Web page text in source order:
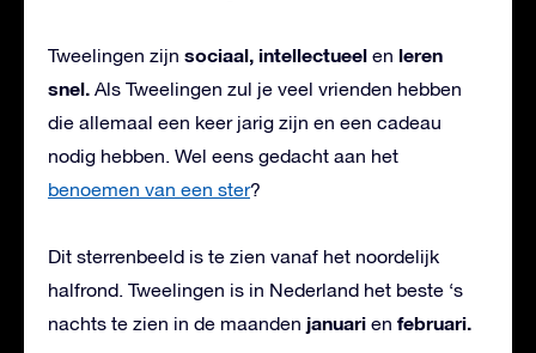
Tweelingen zijn sociaal, intellectueel en leren
snel. Als Tweelingen zul je veel vrienden hebben
die allemaal een keer jarig zijn en een cadeau
nodig hebben. Wel eens gedacht aan het
benoemen van een ster?
Dit sterrenbeeld is te zien vanaf het noordelijk
halfrond. Tweelingen is in Nederland het beste ‘s
nachts te zien in de maanden januari en februari.